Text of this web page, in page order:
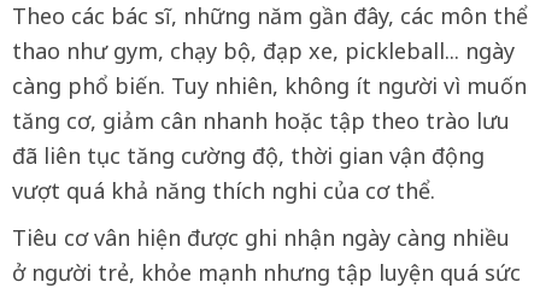
Theo các bác sĩ, những năm gần đây, các môn thể
thao như gym, chạy bộ, đạp xe, pickleball... ngày
càng phổ biến. Tuy nhiên, không ít người vì muốn
tăng cơ, giảm cân nhanh hoặc tập theo trào lưu
đã liên tục tăng cường độ, thời gian vận động
vượt quá khả năng thích nghi của cơ thể.
Tiêu cơ vân hiện được ghi nhận ngày càng nhiều
ở người trẻ, khỏe mạnh nhưng tập luyện quá sức